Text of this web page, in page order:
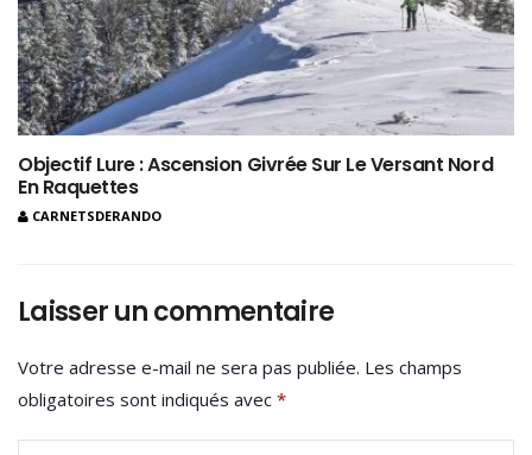
Objectif Lure : Ascension Givrée Sur Le Versant Nord
En Raquettes
CARNETSDERANDO
Laisser un commentaire
Votre adresse e-mail ne sera pas publiée. Les champs
obligatoires sont indiqués avec *